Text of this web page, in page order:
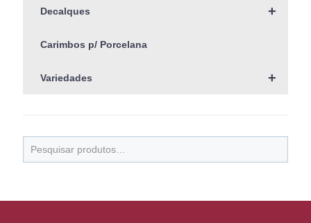
+
Decalques
Carimbos p/ Porcelana
+
Variedades